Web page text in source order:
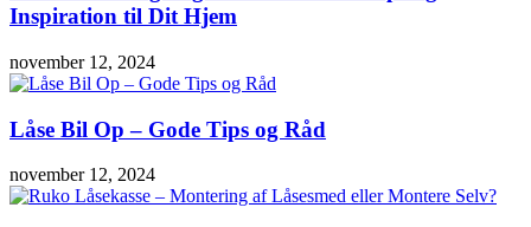
Inspiration til Dit Hjem
november 12, 2024
Låse Bil Op – Gode Tips og Råd
november 12, 2024